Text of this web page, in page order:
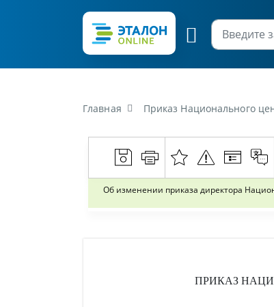
Главная Приказ Национального центра защиты
Об изменении приказа директора
ПРИКАЗ